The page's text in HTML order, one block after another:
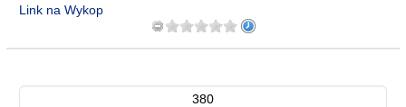
Link na Wykop
380